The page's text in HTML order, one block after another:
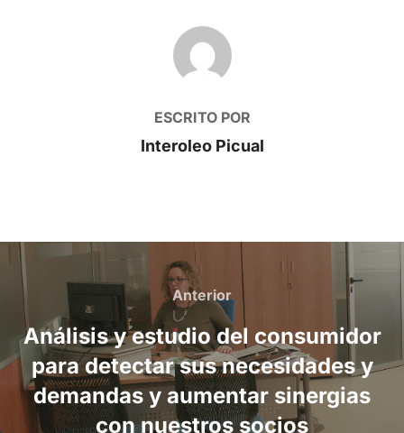
AUTOR DE LA PUBLICACIÓN
ESCRITO POR
Interoleo Picual
Navegación
de
entradas
Anterior
Anterior
Análisis y estudio del consumidor
para detectar sus necesidades y
demandas y aumentar sinergias
con nuestros socios